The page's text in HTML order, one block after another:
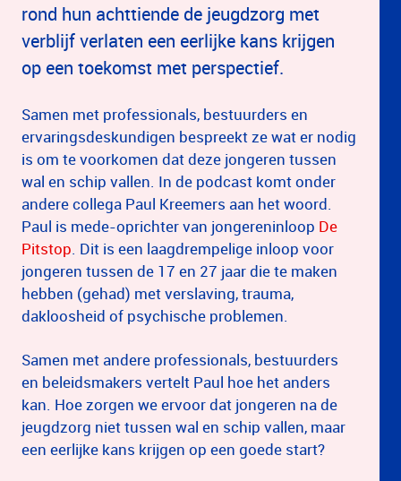
rond hun achttiende de jeugdzorg met
verblijf verlaten een eerlijke kans krijgen
op een toekomst met perspectief.
Samen met professionals, bestuurders en
ervaringsdeskundigen bespreekt ze wat er nodig
is om te voorkomen dat deze jongeren tussen
wal en schip vallen. In de podcast komt onder
andere collega Paul Kreemers aan het woord.
Paul is mede-oprichter van jongereninloop De
Pitstop. Dit is een laagdrempelige inloop voor
jongeren tussen de 17 en 27 jaar die te maken
hebben (gehad) met verslaving, trauma,
dakloosheid of psychische problemen.
Samen met andere professionals, bestuurders
en beleidsmakers vertelt Paul hoe het anders
kan. Hoe zorgen we ervoor dat jongeren na de
jeugdzorg niet tussen wal en schip vallen, maar
een eerlijke kans krijgen op een goede start?